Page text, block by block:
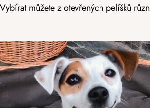
můžete z otevřených pelíšků